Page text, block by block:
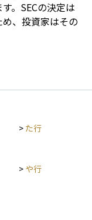
。SECの決定は
、投資家はその
> た行
> や行